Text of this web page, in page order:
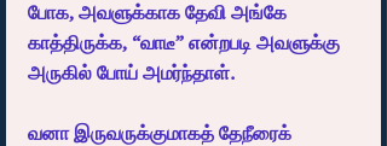
போக, அவளுக்காக தேவி அங்கே
காத்திருக்க, “வாடீ” என்றபடி அவளுக்கு
அருகில் போய் அமர்ந்தாள்.
வனா இருவருக்குமாகத் தேநீரைக்